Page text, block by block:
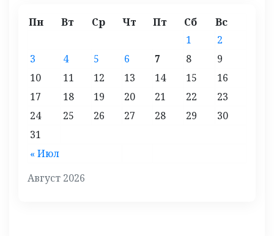
Август 2026
Пн Вт Ср Чт Пт Сб Вс
« Июл
1
2
3
4 5 6 7 8
9
10
11 12 13 14 15
16
17
18 19 20 21 22
23
24
25 26 27 28 29
30
31